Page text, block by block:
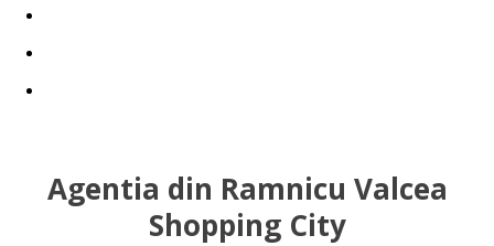
Agentia din Ramnicu Valcea
Shopping City